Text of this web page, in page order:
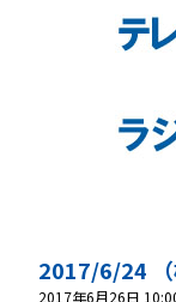
2017/6/24 （
2017年6月26日